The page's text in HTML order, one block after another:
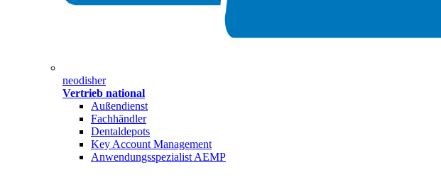
neodisher
Vertrieb national
Außendienst
Fachhändler
Dentaldepots
Key Account Management
Anwendungsspezialist AEMP